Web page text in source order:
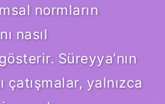
normların
nasıl
Süreyya’nın
çatışmalar, yalnızca